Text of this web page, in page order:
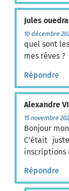
Jules
10 décembre
quel sont
mes rêves ?
Répondre
Alexandre
15 novembre
Bonjour
C’était
inscriptions
Répondre